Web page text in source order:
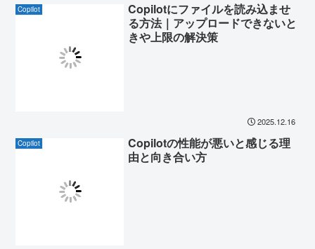
Copilot
Copilotにファイルを読み込ませ
る方法｜アップロードできないと
きや上限の解決策
2025.12.16
Copilot
Copilotの性能が悪いと感じる理
由と向き合い方